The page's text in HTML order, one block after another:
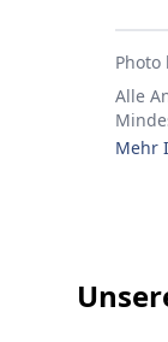
Photo
Alle
Mehr